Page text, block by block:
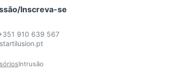
Inscreva-se
910 639 567
Intrusão